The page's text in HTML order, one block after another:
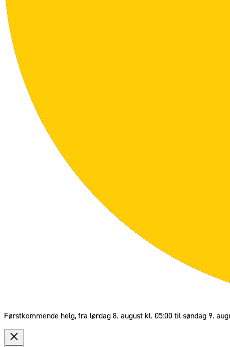
Førstkommende helg, fra lørdag 8. august kl. 05:00 til søndag 9.